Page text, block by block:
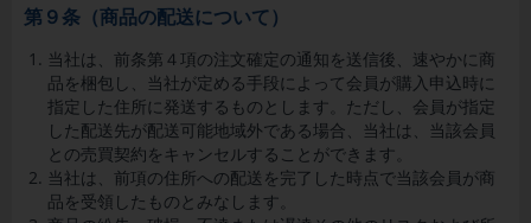
第９条（商品の配送について）
当社は、前条第４項の注文確定の通知を送信後、速やかに商
品を梱包し、当社が定める手段によって会員が購入申込時に
指定した住所に発送するものとします。ただし、会員が指定
した配送先が配送可能地域外である場合、当社は、当該会員
との売買契約をキャンセルすることができます。
当社は、前項の住所への配送を完了した時点で当該会員が商
品を受領したものとみなします。